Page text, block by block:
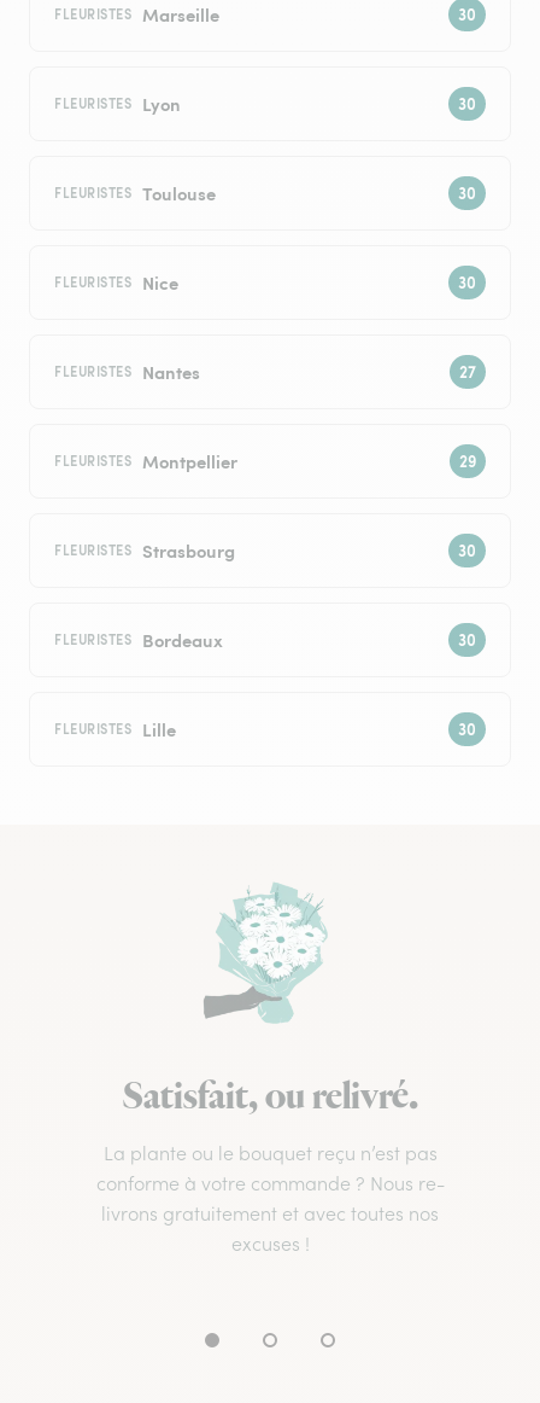
FLEURISTES Marseille
FLEURISTES Lyon
FLEURISTES Toulouse
FLEURISTES Nice
FLEURISTES Nantes
FLEURISTES Montpellier
FLEURISTES Strasbourg
FLEURISTES Bordeaux
FLEURISTES Lille
Satisfait, ou relivré.
La plante ou le bouquet reçu n’est pas
conforme à votre commande ? Nous re-
livrons gratuitement et avec toutes nos
excuses !